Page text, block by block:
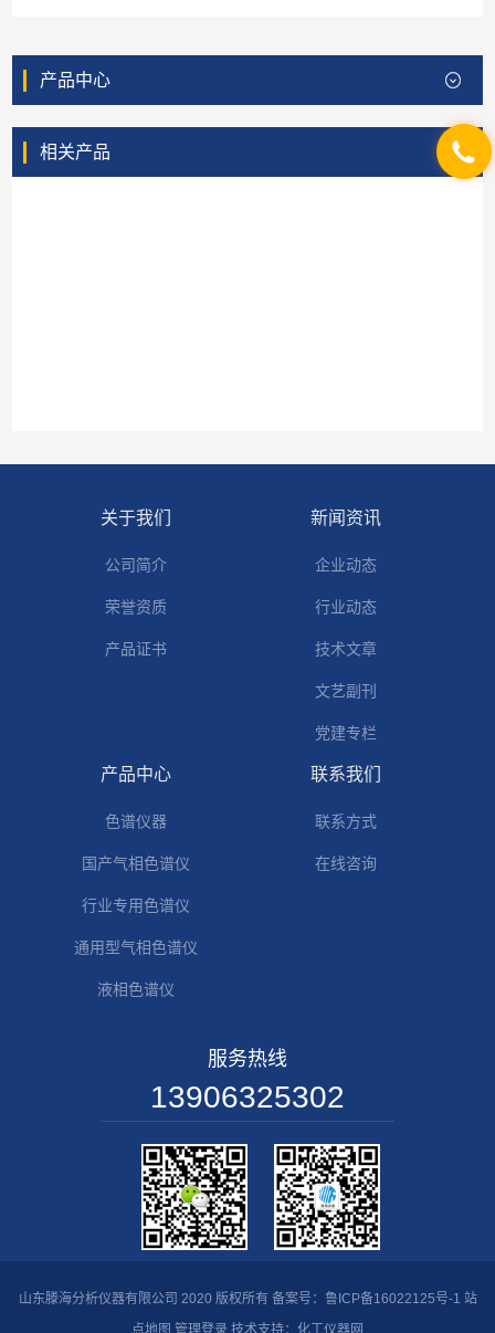
产品中心
相关产品
关于我们
公司简介
荣誉资质
产品证书
新闻资讯
企业动态
行业动态
技术文章
文艺副刊
党建专栏
产品中心
色谱仪器
国产气相色谱仪
行业专用色谱仪
通用型气相色谱仪
液相色谱仪
联系我们
联系方式
在线咨询
服务热线
13906325302
山东滕海分析仪器有限公司 2020 版权所有 备案号： 鲁ICP备16022125号-1 站
点地图 管理登录 技术支持： 化工仪器网